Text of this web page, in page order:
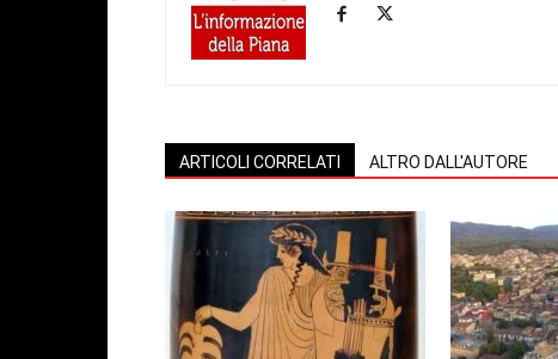
ARTICOLI CORRELATI ALTRO DALL'AUTORE